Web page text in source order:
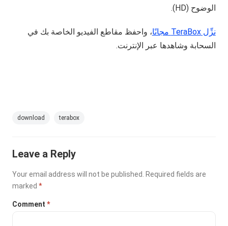
الوضوح (HD).
نزِّلTeraBox مجانًا، واحفظ مقاطع الفيديو الخاصة بك في
السحابة وشاهدها عبر الإنترنت.
download terabox
Leave a Reply
Your email address will not be published. Required fields are
marked*
Comment*